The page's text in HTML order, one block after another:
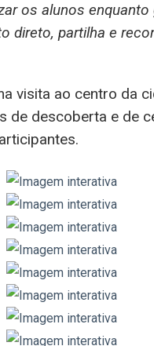
os alunos
direto, partilha e
visita ao centro da
de descoberta e de